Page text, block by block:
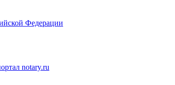
Федерации
notary.ru